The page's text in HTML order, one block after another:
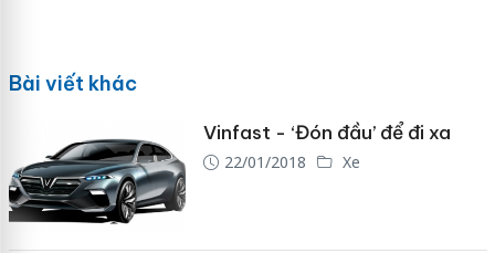
Bài viết khác
Vinfast - ‘Đón đầu’ để đi xa
22/01/2018 Xe